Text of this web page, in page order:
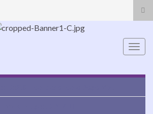
for: